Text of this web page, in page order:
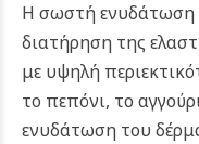
Η σωστή ενυδάτωση
διατήρηση της
με υψηλή
το πεπόνι, το
ενυδάτωση του